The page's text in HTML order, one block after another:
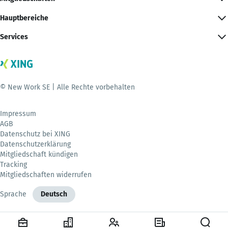
Hauptbereiche
Services
© New Work SE | Alle Rechte vorbehalten
Impressum
AGB
Datenschutz bei XING
Datenschutzerklärung
Mitgliedschaft kündigen
Tracking
Mitgliedschaften widerrufen
Sprache Deutsch